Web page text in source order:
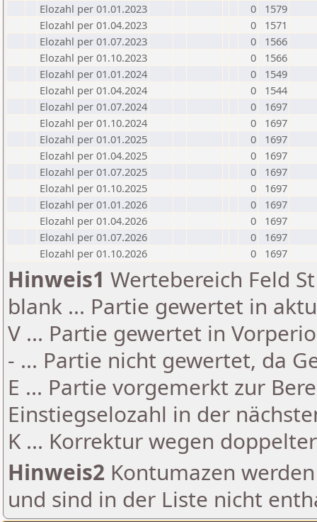
Elozahl per 01.01.2023
0
1579
Elozahl per 01.04.2023
0
1571
Elozahl per 01.07.2023
0
1566
Elozahl per 01.10.2023
0
1566
Elozahl per 01.01.2024
0
1549
Elozahl per 01.04.2024
0
1544
Elozahl per 01.07.2024
0
1697
Elozahl per 01.10.2024
0
1697
Elozahl per 01.01.2025
0
1697
Elozahl per 01.04.2025
0
1697
Elozahl per 01.07.2025
0
1697
Elozahl per 01.10.2025
0
1697
Elozahl per 01.01.2026
0
1697
Elozahl per 01.04.2026
0
1697
Elozahl per 01.07.2026
0
1697
Elozahl per 01.10.2026
0 1697
Hinweis1 Wertebereich Feld
blank ... Partie gewertet in
V ... Partie gewertet in
- ... Partie nicht gewertet, da
E ... Partie vorgemerkt zur
Einstiegselozahl in der
K ... Korrektur wegen
Hinweis2 Kontumazen
und sind in der Liste nicht